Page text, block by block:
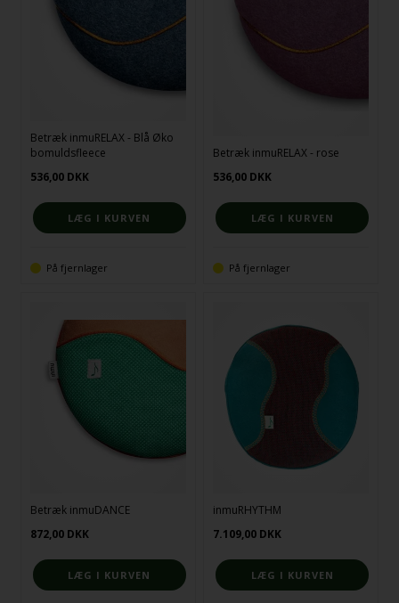
Betræk inmuRELAX - Blå Øko
bomuldsfleece
536,00 DKK
På fjernlager
Betræk inmuRELAX - rose
536,00 DKK
På fjernlager
Betræk inmuDANCE
872,00 DKK
inmuRHYTHM
7.109,00 DKK